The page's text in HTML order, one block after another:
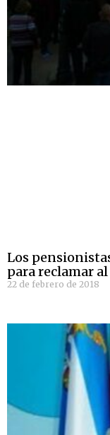
Los
para reclamar
22 de febrero de 2018